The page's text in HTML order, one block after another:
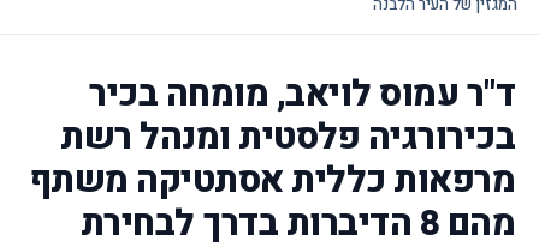
ד"ר עמוס לויאב, מומחה בכיר
בכירורגיה פלסטית ומנהל רשת
מרפאות כללית אסתטיקה משתף
מהם 8 הדיברות בדרך לבחירת